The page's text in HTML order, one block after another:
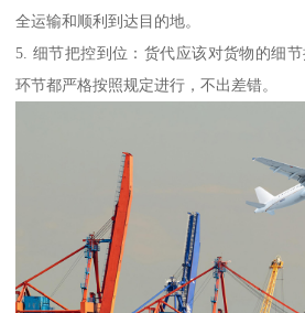
全运输和顺利到达目的地。
5. 细节把控到位：货代应该对货物的细
环节都严格按照规定进行，不出差错。